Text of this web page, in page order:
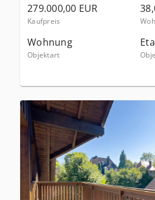
279.000,00 EUR
Kaufpreis
Wohnung
Objektart